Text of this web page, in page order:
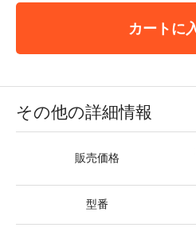
カートに
その他の詳細情報
販売価格
型番